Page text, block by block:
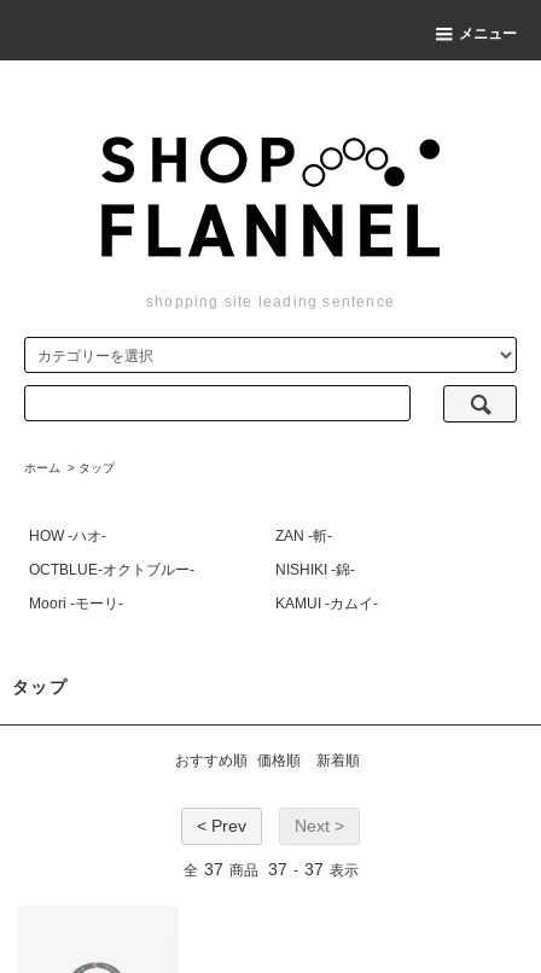
メニュー
shopping site leading sentence
ホーム > タップ
HOW -ハオ-
ZAN -斬-
OCTBLUE-オクトブルー-
NISHIKI -錦-
Moori -モーリ-
KAMUI -カムイ-
タップ
おすすめ順 価格順 新着順
< Prev Next >
全 37 商品 37 - 37 表示